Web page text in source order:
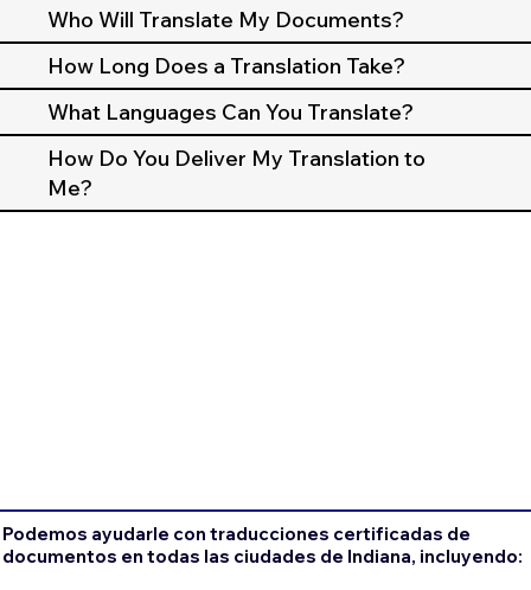
Who Will Translate My Documents?
How Long Does a Translation Take?
What Languages Can You Translate?
How Do You Deliver My Translation to
Me?
Podemos ayudarle con traducciones certificadas de
documentos en todas las ciudades de Indiana, incluyendo: